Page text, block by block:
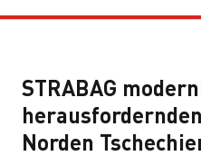
STRABAG
Norden